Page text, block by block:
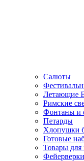
Салюты
Летающие
Римские
Фонтаны и
Петарды
Хлопушки
Готовые
Товары для
Фейерверки